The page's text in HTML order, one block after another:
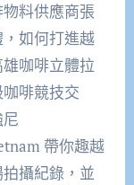
料供應商張
如何打進越
咖啡立體拉
啡競技交
帶你趣越
攝紀錄，並